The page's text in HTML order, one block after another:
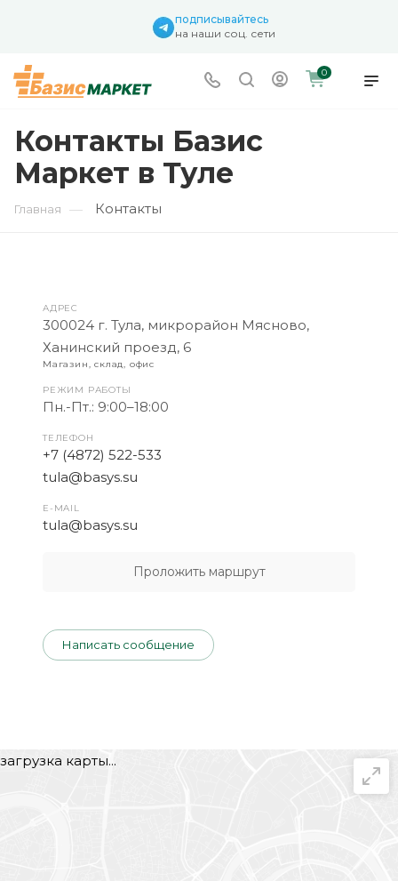
подписывайтесь
на наши соц. сети
0
Контакты Базис
Маркет в Туле
Главная — Контакты
АДРЕС
300024 г. Тула, микрорайон Мясново,
Ханинский проезд, 6
Магазин, склад, офис
РЕЖИМ РАБОТЫ
Пн.-Пт.: 9:00–18:00
ТЕЛЕФОН
+7 (4872) 522-533
tula@basys.su
E-MAIL
tula@basys.su
Проложить маршрут
Написать сообщение
загрузка карты...